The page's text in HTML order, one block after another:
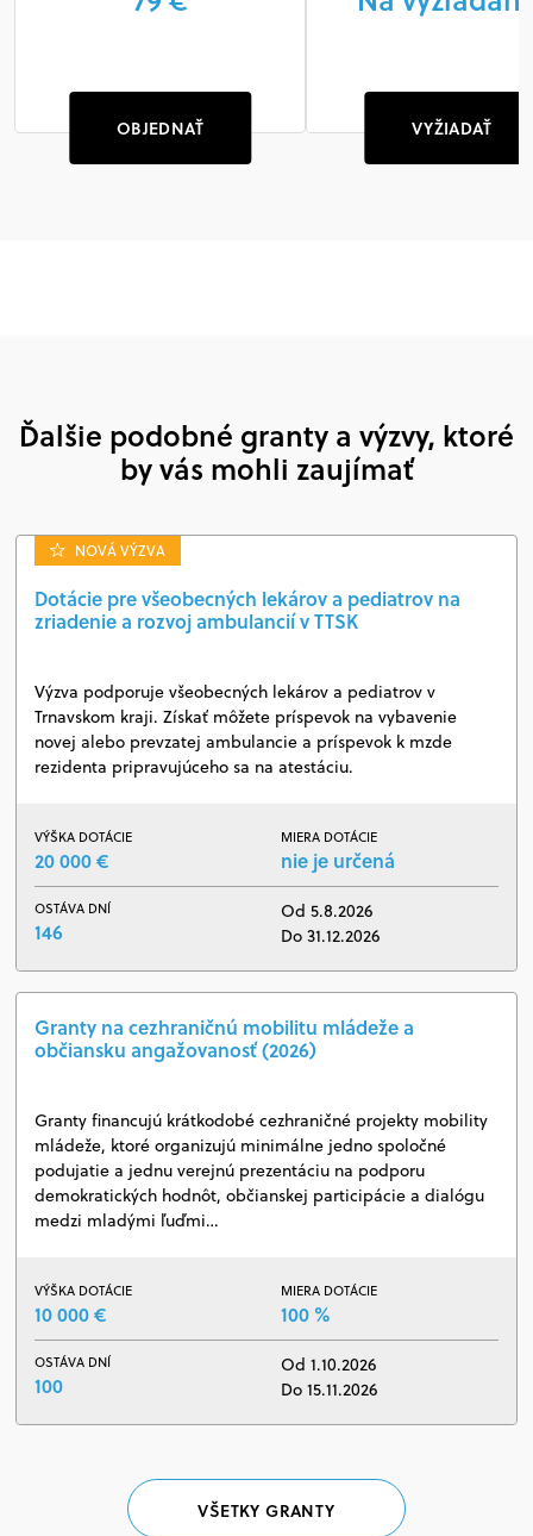
OBJEDNAŤ VYŽIADAŤ
Ďalšie podobné granty a výzvy, ktoré
by vás mohli zaujímať
NOVÁ VÝZVA
Dotácie pre všeobecných lekárov a pediatrov na
zriadenie a rozvoj ambulancií v TTSK
Výzva podporuje všeobecných lekárov a pediatrov v
Trnavskom kraji. Získať môžete príspevok na vybavenie
novej alebo prevzatej ambulancie a príspevok k mzde
rezidenta pripravujúceho sa na atestáciu.
VÝŠKA DOTÁCIE
20 000 €
MIERA DOTÁCIE
nie je určená
OSTÁVA DNÍ
146
Od 5.8.2026
Do 31.12.2026
Granty na cezhraničnú mobilitu mládeže a
občiansku angažovanosť (2026)
Granty financujú krátkodobé cezhraničné projekty mobility
mládeže, ktoré organizujú minimálne jedno spoločné
podujatie a jednu verejnú prezentáciu na podporu
demokratických hodnôt, občianskej participácie a dialógu
medzi mladými ľuďmi…
VÝŠKA DOTÁCIE
10 000 €
MIERA DOTÁCIE
100 %
OSTÁVA DNÍ
100
Od 1.10.2026
Do 15.11.2026
VŠETKY GRANTY